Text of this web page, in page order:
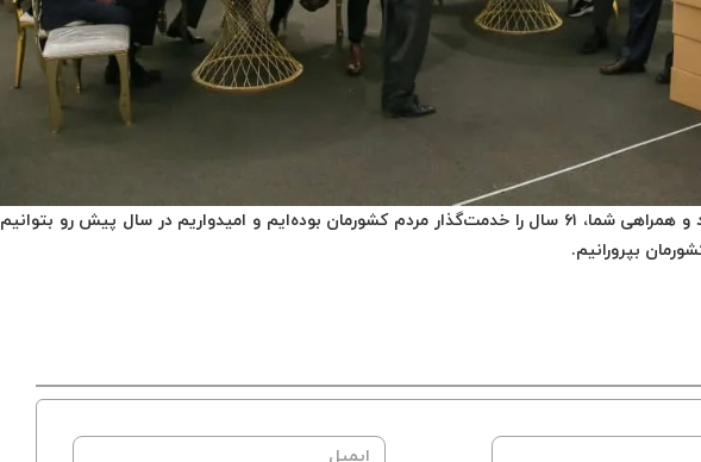
افتخار داریم که به پشتوانه اعتماد و همراهی شما، ۶۱ سال را خدمت‌گذار مردم کشورمان بوده‌ایم و امیدواریم در سال پیش رو بتوانیم
بپرورانیم.